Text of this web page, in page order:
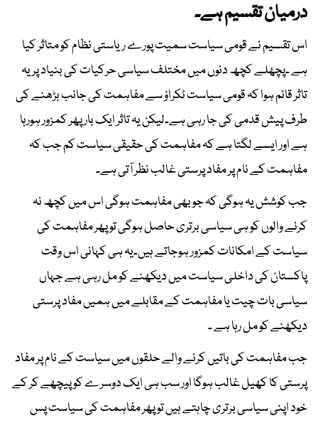
درمیان تقسیم ہے۔
اس تقسیم نے قومی سیاست سمیت پورے ریاستی نظام کو متاثر کیا
ہے ۔پچھلے کچھ دنوں میں مختلف سیاسی حرکیات کی بنیاد پر یہ
تاثر قائم ہوا کہ قومی سیاست ٹکراؤ سے مفاہمت کی جانب بڑھنے کی
طرف پیش قدمی کی جا رہی ہے۔لیکن یہ تاثر ایک بار پھر کمزور ہورہا
ہے اور ایسے لگتا ہے کہ مفاہمت کی حقیقی سیاست کم جب کہ
مفاہمت کے نام پر مفاد پرستی غالب نظر آتی ہے۔
جب کوشش یہ ہوگی کہ جو بھی مفاہمت ہوگی اس میں کچھ نہ
کرنے والوں کو ہی سیاسی برتری حاصل ہوگی تو پھر مفاہمت کی
سیاست کے امکانات کمزور ہوجاتے ہیں۔یہ ہی کہانی اس وقت
پاکستان کی داخلی سیاست میں دیکھنے کو مل رہی ہے جہاں
سیاسی بات چیت یا مفاہمت کے مقابلے میں ہمیں مفاد پرستی
دیکھنے کو مل رہا ہے ۔
جب مفاہمت کی باتیں کرنے والے حلقوں میں سیاست کے نام پر مفاد
پرستی کا کھیل غالب ہوگا اور سب ہی ایک دوسرے کو پیچھے کر کے
خود اپنی سیاسی برتری چاہتے ہیں تو پھر مفاہمت کی سیاست پس